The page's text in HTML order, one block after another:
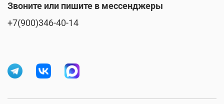
Звоните или пишите в мессенджеры
+7(900)346-40-14